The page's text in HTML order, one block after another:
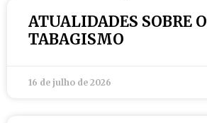
ATUALIDADES SOBRE O
TABAGISMO
16 de julho de 2026